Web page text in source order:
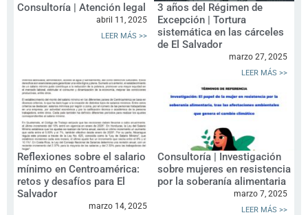
Consultoría | Atención legal
abril 11, 2025
LEER MÁS >>
3 años del Régimen de
Excepción | Tortura
sistemática en las cárceles
de El Salvador
marzo 27, 2025
LEER MÁS >>
Reflexiones sobre el salario
mínimo en Centroamérica:
retos y desafíos para El
Salvador
marzo 14, 2025
Consultoría | Investigación
sobre mujeres en resistencia
por la soberanía alimentaria
marzo 7, 2025
LEER MÁS >>